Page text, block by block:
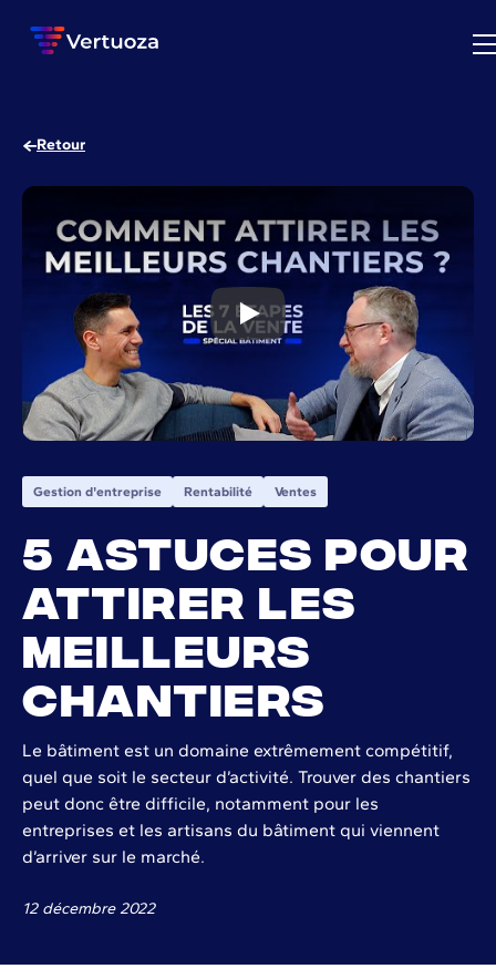
Retour
5 astuces pour attirer les
Gestion d'entreprise Rentabilité Ventes
5 astuces pour
attirer les
meilleurs
chantiers
Le bâtiment est un domaine extrêmement compétitif,
quel que soit le secteur d’activité. Trouver des chantiers
peut donc être difficile, notamment pour les
entreprises et les artisans du bâtiment qui viennent
d’arriver sur le marché.
12 décembre 2022